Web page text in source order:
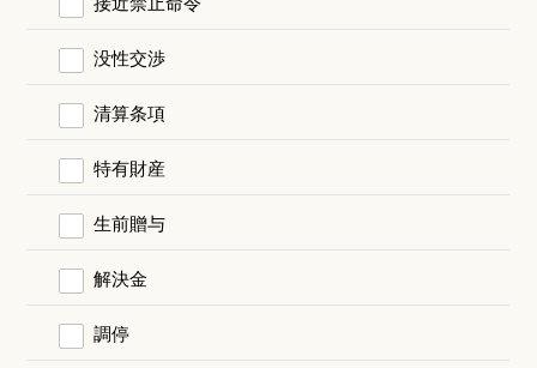
没性交渉
清算条項
特有財産
生前贈与
解決金
調停